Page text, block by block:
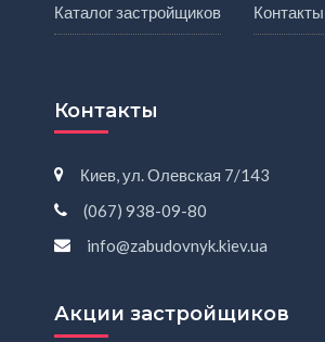
Каталог застройщиков Контакты
Контакты
Киев, ул. Олевская 7/143
(067) 938-09-80
info@zabudovnyk.kiev.ua
Акции застройщиков